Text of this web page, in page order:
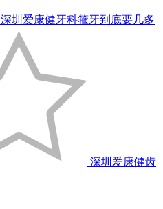
深圳爱康健牙科箍牙到底要几多
深圳爱康健齿